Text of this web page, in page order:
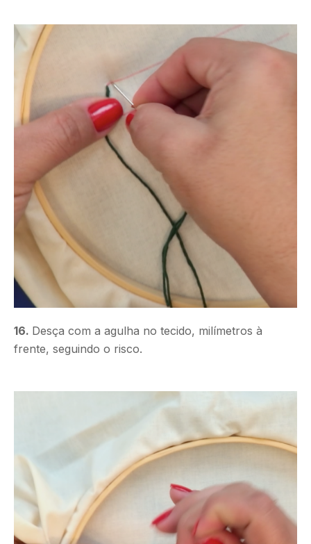
16. Desça com a agulha no tecido, milímetros à
frente, seguindo o risco.